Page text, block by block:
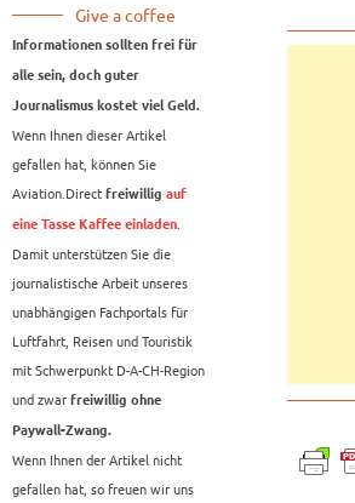
Give a coffee
Informationen sollten frei für
alle sein, doch guter
Journalismus kostet viel Geld.
Wenn Ihnen dieser Artikel
gefallen hat, können Sie
Aviation.Direct freiwillig auf
eine Tasse Kaffee einladen.
Damit unterstützen Sie die
journalistische Arbeit unseres
unabhängigen Fachportals für
Luftfahrt, Reisen und Touristik
mit Schwerpunkt D-A-CH-Region
und zwar freiwillig ohne
Paywall-Zwang.
Wenn Ihnen der Artikel nicht
gefallen hat, so freuen wir uns